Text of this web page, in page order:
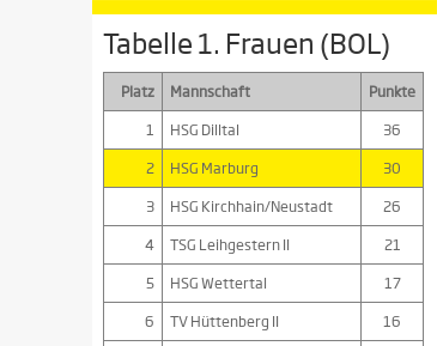
Tabelle 1. Frauen (BOL)
Platz Mannschaft
Punkte
1
HSG Dilltal
36
2
HSG Marburg
30
3
HSG Kirchhain/Neustadt
26
4
TSG Leihgestern II
21
5
HSG Wettertal
17
6
TV Hüttenberg II
16